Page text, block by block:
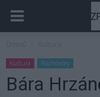
Kultura Rozhovory
Bára